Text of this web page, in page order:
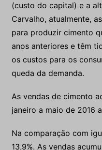
(custo do capital) e a
Carvalho, atualmente,
para produzir cimento
anos anteriores e têm
os custos para os
queda da demanda.
As vendas de cimento
janeiro a maio de 2016
Na comparação com
13,9%. As vendas